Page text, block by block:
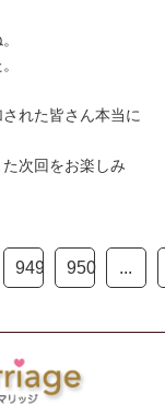
れた皆さん本当に
次回をお楽しみ
949 950 ...